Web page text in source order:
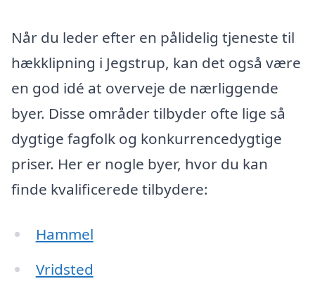
Når du leder efter en pålidelig tjeneste til
hækklipning i Jegstrup, kan det også være
en god idé at overveje de nærliggende
byer. Disse områder tilbyder ofte lige så
dygtige fagfolk og konkurrencedygtige
priser. Her er nogle byer, hvor du kan
finde kvalificerede tilbydere:
Hammel
Vridsted